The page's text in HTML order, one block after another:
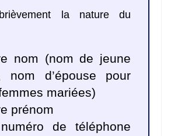
la nature du
nom (nom de jeune
nom d’épouse pour
mariées)
prénom
de téléphone